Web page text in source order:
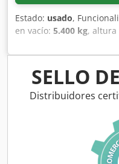
Estado: usado,
en vacío: 5.400 kg, altura
, horas
longitud total:5.550 mm
, tipo de
construcción:1.950 mm ,
Estado técnico: normal
SELLO
Distribuidores